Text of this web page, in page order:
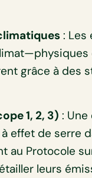
: Les
grâce à des
1, 2, 3) :
effet de serre
au Protocole
leurs